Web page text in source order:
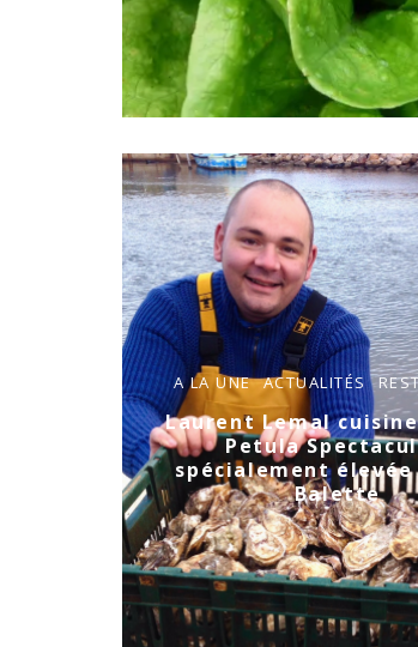
A LA UNE ACTUALITÉS
Laurent Lemal
Petula
spécialement
Balette